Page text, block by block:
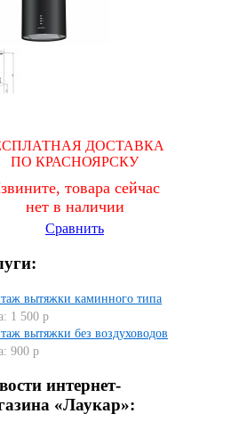
ДОСТАВКА
ПО КРАСНОЯРСКУ
товара сейчас
нет в наличии
Сравнить
вытяжки каминного типа
1 500 р
вытяжки без воздуховодов
900 р
интернет-
«Лаукар»: